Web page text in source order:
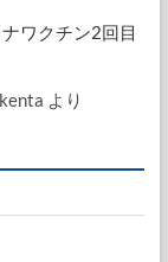
ワクチン2回目
kenta より